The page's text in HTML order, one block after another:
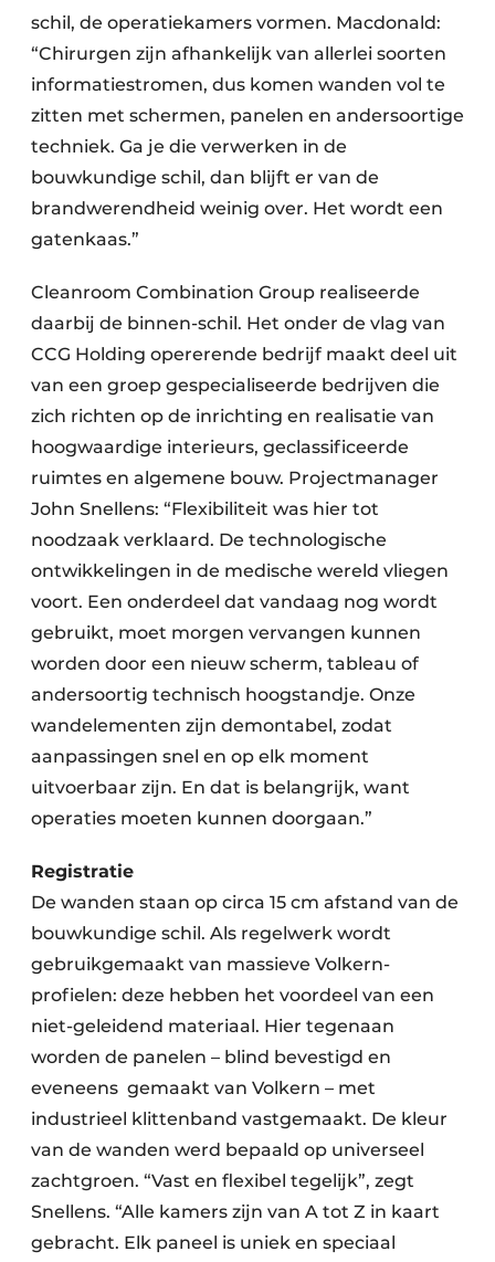
schil, de operatiekamers vormen. Macdonald:
“Chirurgen zijn afhankelijk van allerlei soorten
informatiestromen, dus komen wanden vol te
zitten met schermen, panelen en andersoortige
techniek. Ga je die verwerken in de
bouwkundige schil, dan blijft er van de
brandwerendheid weinig over. Het wordt een
gatenkaas.”
Cleanroom Combination Group realiseerde
daarbij de binnen-schil. Het onder de vlag van
CCG Holding opererende bedrijf maakt deel uit
van een groep gespecialiseerde bedrijven die
zich richten op de inrichting en realisatie van
hoogwaardige interieurs, geclassificeerde
ruimtes en algemene bouw. Projectmanager
John Snellens: “Flexibiliteit was hier tot
noodzaak verklaard. De technologische
ontwikkelingen in de medische wereld vliegen
voort. Een onderdeel dat vandaag nog wordt
gebruikt, moet morgen vervangen kunnen
worden door een nieuw scherm, tableau of
andersoortig technisch hoogstandje. Onze
wandelementen zijn demontabel, zodat
aanpassingen snel en op elk moment
uitvoerbaar zijn. En dat is belangrijk, want
operaties moeten kunnen doorgaan.”
Registratie
De wanden staan op circa 15 cm afstand van de
bouwkundige schil. Als regelwerk wordt
gebruikgemaakt van massieve Volkern-
profielen: deze hebben het voordeel van een
niet-geleidend materiaal. Hier tegenaan
worden de panelen – blind bevestigd en
eveneens gemaakt van Volkern – met
industrieel klittenband vastgemaakt. De kleur
van de wanden werd bepaald op universeel
zachtgroen. “Vast en flexibel tegelijk”, zegt
Snellens. “Alle kamers zijn van A tot Z in kaart
gebracht. Elk paneel is uniek en speciaal